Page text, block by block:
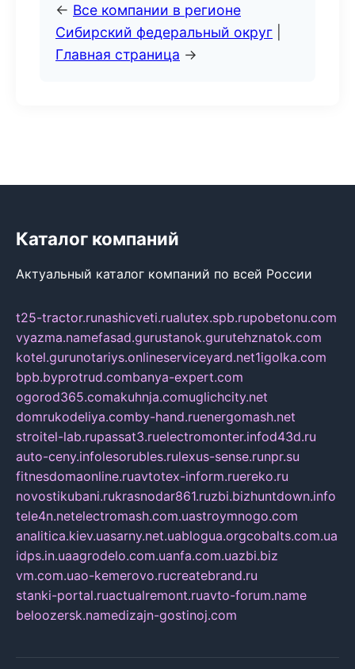
← Все компании в регионе
Сибирский федеральный округ
Главная страница →
Каталог компаний
Актуальный каталог компаний по всей России
t25-tractor.runashicveti.rualutex.spb.rupobetonu.com
vyazma.namefasad.gurustanok.gurutehznatok.com
kotel.gurunotariys.onlineserviceyard.net1igolka.com
bpb.byprotrud.combanya-expert.com
ogorod365.comakuhnja.comuglichcity.net
domrukodeliya.comby-hand.ruenergomash.net
stroitel-lab.rupassat3.ruelectromonter.infod43d.ru
auto-ceny.infolesorubles.rulexus-sense.runpr.su
fitnesdomaonline.ruavtotex-inform.ruereko.ru
novostikubani.rukrasnodar861.ruzbi.bizhuntdown.info
tele4n.netelectromash.com.uastroymnogo.com
analitica.kiev.uasarny.net.uablogua.orgcobalts.com.ua
idps.in.uaagrodelo.com.uanfa.com.uazbi.biz
vm.com.uao-kemerovo.rucreatebrand.ru
stanki-portal.ruactualremont.ruavto-forum.name
beloozersk.namedizajn-gostinoj.com